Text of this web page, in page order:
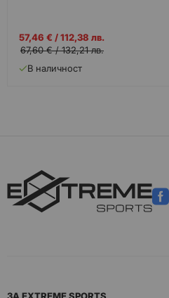
Промо
цена
57,46 € /112,38 лв.
67,60 €/132,21 лв.
В наличност